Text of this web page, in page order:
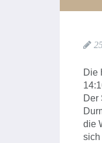
Die
Der
die
sich